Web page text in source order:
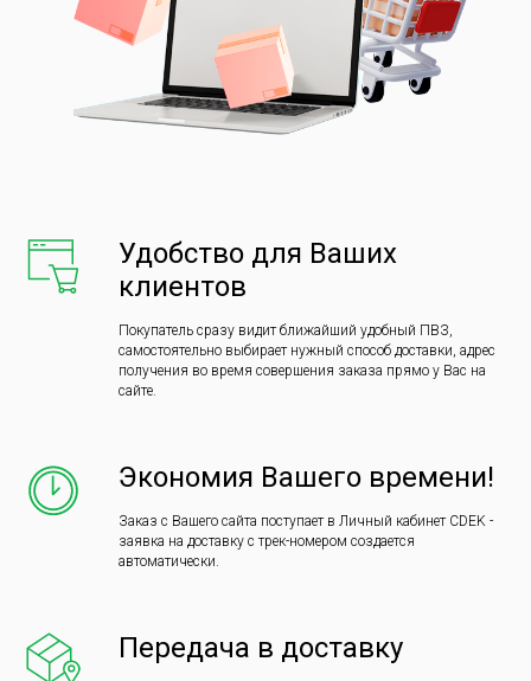
Удобство для Ваших
клиентов
Покупатель сразу видит ближайший удобный ПВЗ,
самостоятельно выбирает нужный способ доставки, адрес
получения во время совершения заказа прямо у Вас на
сайте.
Экономия Вашего времени!
Заказ с Вашего сайта поступает в Личный кабинет CDEK -
заявка на доставку с трек-номером создается
автоматически.
Передача в доставку